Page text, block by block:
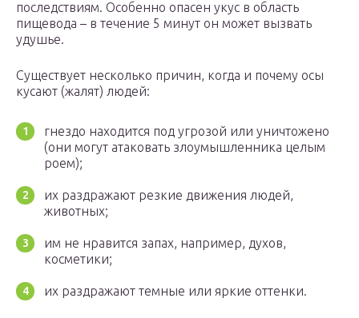
последствиям. Особенно опасен укус в область
пищевода – в течение 5 минут он может вызвать
удушье.
Существует несколько причин, когда и почему осы
кусают (жалят) людей:
гнездо находится под угрозой или уничтожено
(они могут атаковать злоумышленника целым
роем);
их раздражают резкие движения людей,
животных;
им не нравится запах, например, духов,
косметики;
их раздражают темные или яркие оттенки.